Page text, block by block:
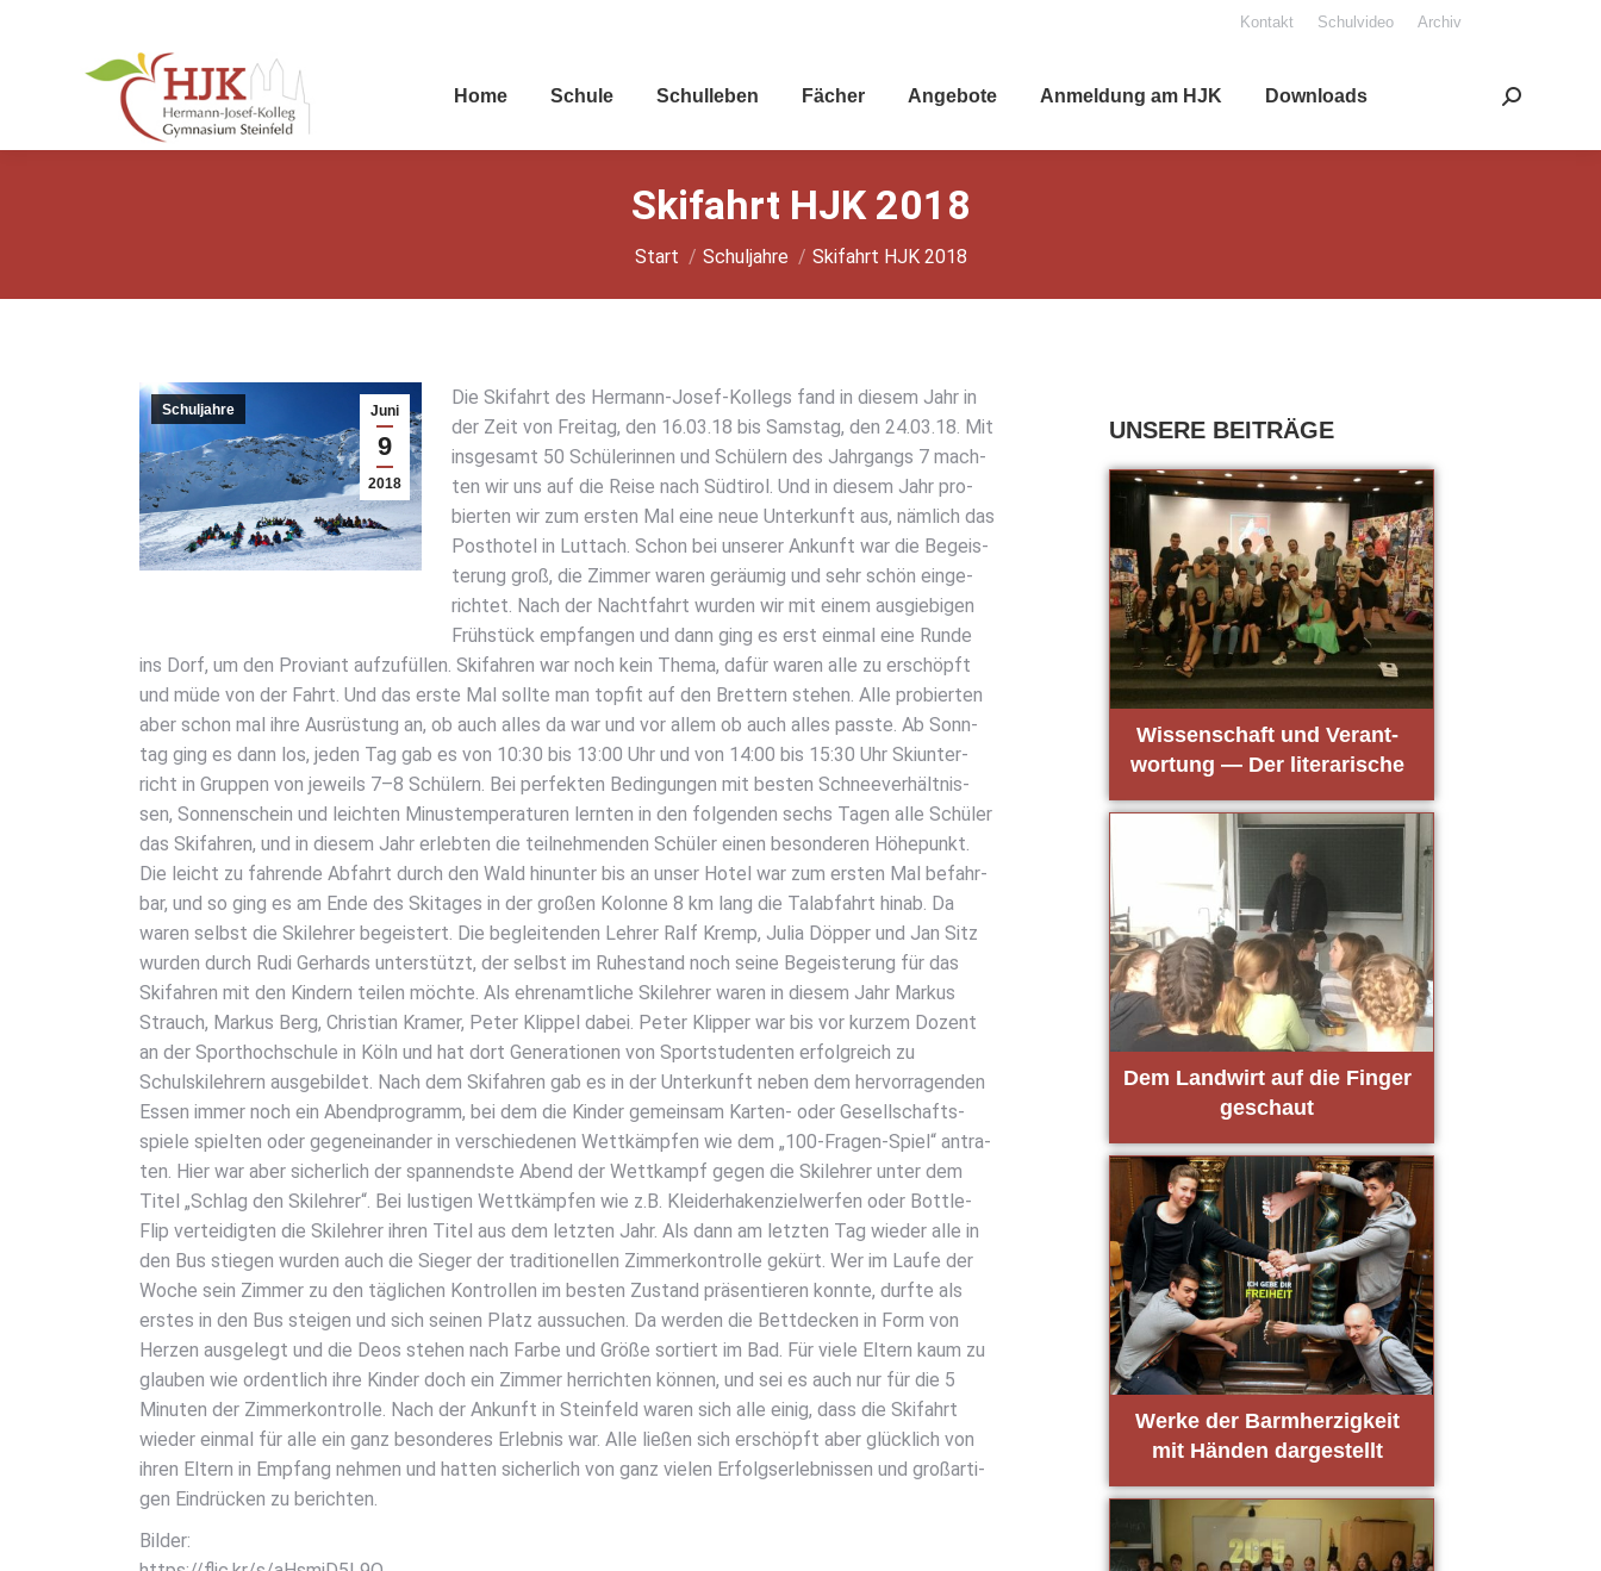
Kon­takt Schul­vi­deo Archiv
Home Schu­le Schul­le­ben Fächer Ange­bo­te Anmel­dung am HJK Down­loads Search:
Ski­fahrt HJK 2018
Sie befinden sich hier:
Start Schuljahre Ski­fahrt HJK 2018
Juni
9
2018
Schuljahre
Die Ski­fahrt des Her­mann-Josef-Kol­legs fand in die­sem Jahr in
der Zeit von Frei­tag, den 16.03.18 bis Sams­tag, den 24.03.18. Mit
ins­ge­samt 50 Schü­le­rin­nen und Schü­lern des Jahr­gangs 7 mach­
ten wir uns auf die Rei­se nach Süd­ti­rol. Und in die­sem Jahr pro­
bier­ten wir zum ers­ten Mal eine neue Unter­kunft aus, näm­lich das
Post­ho­tel in Lut­tach. Schon bei unse­rer Ankunft war die Begeis­
te­rung groß, die Zim­mer waren geräu­mig und sehr schön ein­ge­
rich­tet. Nach der Nacht­fahrt wur­den wir mit einem aus­gie­bi­gen
Früh­stück emp­fan­gen und dann ging es erst ein­mal eine Run­de
ins Dorf, um den Pro­vi­ant auf­zu­fül­len. Ski­fah­ren war noch kein The­ma, dafür waren alle zu erschöpft
und müde von der Fahrt. Und das ers­te Mal soll­te man top­fit auf den Bret­tern ste­hen. Alle pro­bier­ten
aber schon mal ihre Aus­rüs­tung an, ob auch alles da war und vor allem ob auch alles pass­te. Ab Sonn­
tag ging es dann los, jeden Tag gab es von 10:30 bis 13:00 Uhr und von 14:00 bis 15:30 Uhr Ski­un­ter­
richt in Grup­pen von jeweils 7–8 Schü­lern. Bei per­fek­ten Bedin­gun­gen mit bes­ten Schnee­ver­hält­nis­
sen, Son­nen­schein und leich­ten Minus­tem­pe­ra­tu­ren lern­ten in den fol­gen­den sechs Tagen alle Schü­ler
das Ski­fah­ren, und in die­sem Jahr erleb­ten die teil­neh­men­den Schü­ler einen beson­de­ren Höhe­punkt.
Die leicht zu fah­ren­de Abfahrt durch den Wald hin­un­ter bis an unser Hotel war zum ers­ten Mal befahr­
bar, und so ging es am Ende des Ski­ta­ges in der gro­ßen Kolon­ne 8 km lang die Tal­ab­fahrt hin­ab. Da
waren selbst die Ski­leh­rer begeis­tert. Die beglei­ten­den Leh­rer Ralf Kremp, Julia Döp­per und Jan Sitz
wur­den durch Rudi Ger­hards unter­stützt, der selbst im Ruhe­stand noch sei­ne Begeis­te­rung für das
Ski­fah­ren mit den Kin­dern tei­len möch­te. Als ehren­amt­li­che Ski­leh­rer waren in die­sem Jahr Mar­kus
Strauch, Mar­kus Berg, Chris­ti­an Kra­mer, Peter Klip­pel dabei. Peter Klip­per war bis vor kur­zem Dozent
an der Sport­hoch­schu­le in Köln und hat dort Gene­ra­tio­nen von Sport­stu­den­ten erfolg­reich zu
Schulski­leh­rern aus­ge­bil­det. Nach dem Ski­fah­ren gab es in der Unter­kunft neben dem her­vor­ra­gen­den
Essen immer noch ein Abend­pro­gramm, bei dem die Kin­der gemein­sam Kar­ten- oder Gesell­schafts­
spie­le spiel­ten oder gegen­ein­an­der in ver­schie­de­nen Wett­kämp­fen wie dem „100-Fra­gen-Spiel“ antra­
ten. Hier war aber sicher­lich der span­nends­te Abend der Wett­kampf gegen die Ski­leh­rer unter dem
Titel „Schlag den Ski­leh­rer“. Bei lus­ti­gen Wett­kämp­fen wie z.B. Klei­der­ha­ken­ziel­wer­fen oder Bot­t­le-
Flip ver­tei­dig­ten die Ski­leh­rer ihren Titel aus dem letz­ten Jahr. Als dann am letz­ten Tag wie­der alle in
den Bus stie­gen wur­den auch die Sie­ger der tra­di­tio­nel­len Zim­mer­kon­trol­le gekürt. Wer im Lau­fe der
Woche sein Zim­mer zu den täg­li­chen Kon­trol­len im bes­ten Zustand prä­sen­tie­ren konn­te, durf­te als
ers­tes in den Bus stei­gen und sich sei­nen Platz aus­su­chen. Da wer­den die Bett­de­cken in Form von
Her­zen aus­ge­legt und die Deos ste­hen nach Far­be und Grö­ße sor­tiert im Bad. Für vie­le Eltern kaum zu
glau­ben wie ordent­lich ihre Kin­der doch ein Zim­mer her­rich­ten kön­nen, und sei es auch nur für die 5
Minu­ten der Zim­mer­kon­trol­le. Nach der Ankunft in Stein­feld waren sich alle einig, dass die Ski­fahrt
wie­der ein­mal für alle ein ganz beson­de­res Erleb­nis war. Alle lie­ßen sich erschöpft aber glück­lich von
ihren Eltern in Emp­fang neh­men und hat­ten sicher­lich von ganz vie­len Erfolgs­er­leb­nis­sen und groß­ar­ti­
gen Ein­drü­cken zu berich­ten.
Bil­der:
Wis­sen­schaft und Ver­ant­
wor­tung — Der lite­ra­ri­sche
Abend
Dem Land­wirt auf die Fin­ger
geschaut
Wer­ke der Barm­her­zig­keit
mit Hän­den dar­ge­stellt